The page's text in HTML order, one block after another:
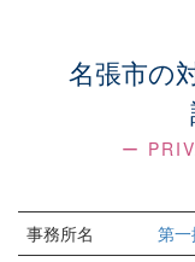
名張市の
ー
事務所名
第